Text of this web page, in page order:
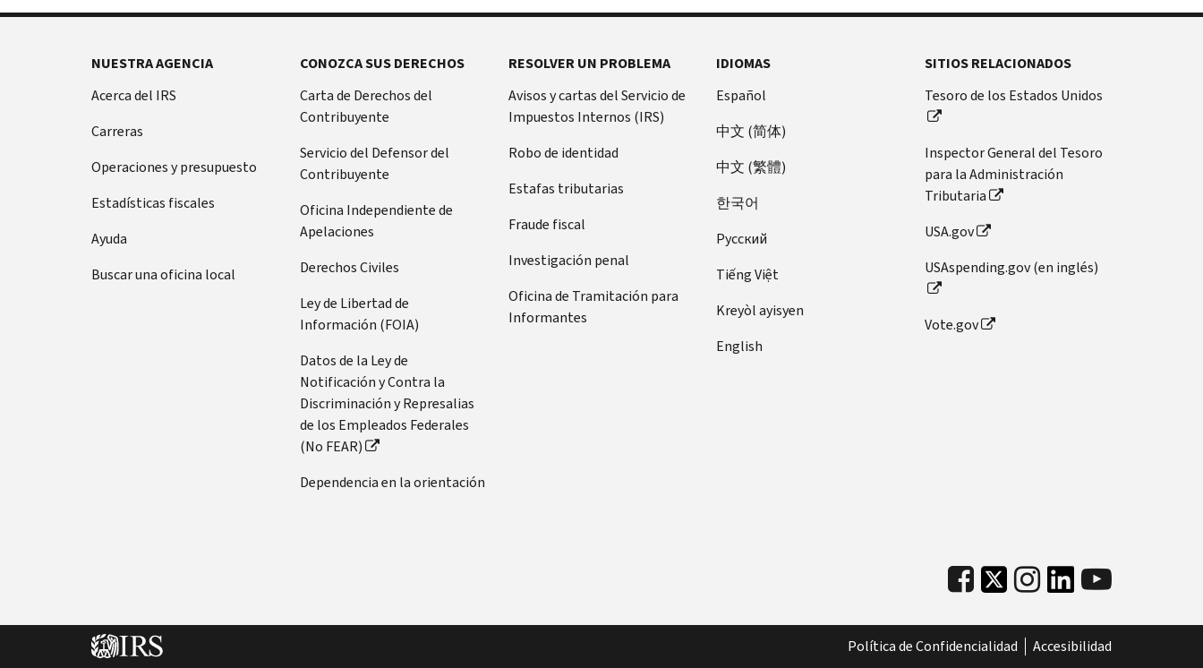
NUESTRA AGENCIA
Acerca del IRS
Carreras
Operaciones y presupuesto
Estadísticas fiscales
Ayuda
Buscar una oficina local
CONOZCA SUS DERECHOS
Carta de Derechos del
Contribuyente
Servicio del Defensor del
Contribuyente
Oficina Independiente de
Apelaciones
Derechos Civiles
Ley de Libertad de
Información (FOIA)
Datos de la Ley de
Notificación y Contra la
Discriminación y Represalias
de los Empleados Federales
(No FEAR)
Dependencia en la orientación
RESOLVER UN PROBLEMA
Avisos y cartas del Servicio de
Impuestos Internos (IRS)
Robo de identidad
Estafas tributarias
Fraude fiscal
Investigación penal
Oficina de Tramitación para
Informantes
IDIOMAS
Español
中文 (简体)
中文 (繁體)
한국어
Pусский
Tiếng Việt
Kreyòl ayisyen
English
SITIOS RELACIONADOS
Tesoro de los Estados Unidos
Inspector General del Tesoro
para la Administración
Tributaria
USA.gov
USAspending.gov (en inglés)
Vote.gov
Política de Confidencialidad Accesibilidad